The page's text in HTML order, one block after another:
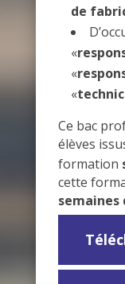
de
«
«
«
Ce bac
élèves
formation
cette